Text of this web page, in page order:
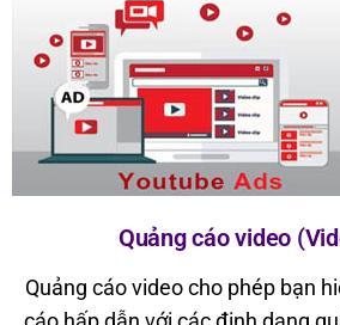
Quảng cáo video
Quảng cáo video cho phép bạn